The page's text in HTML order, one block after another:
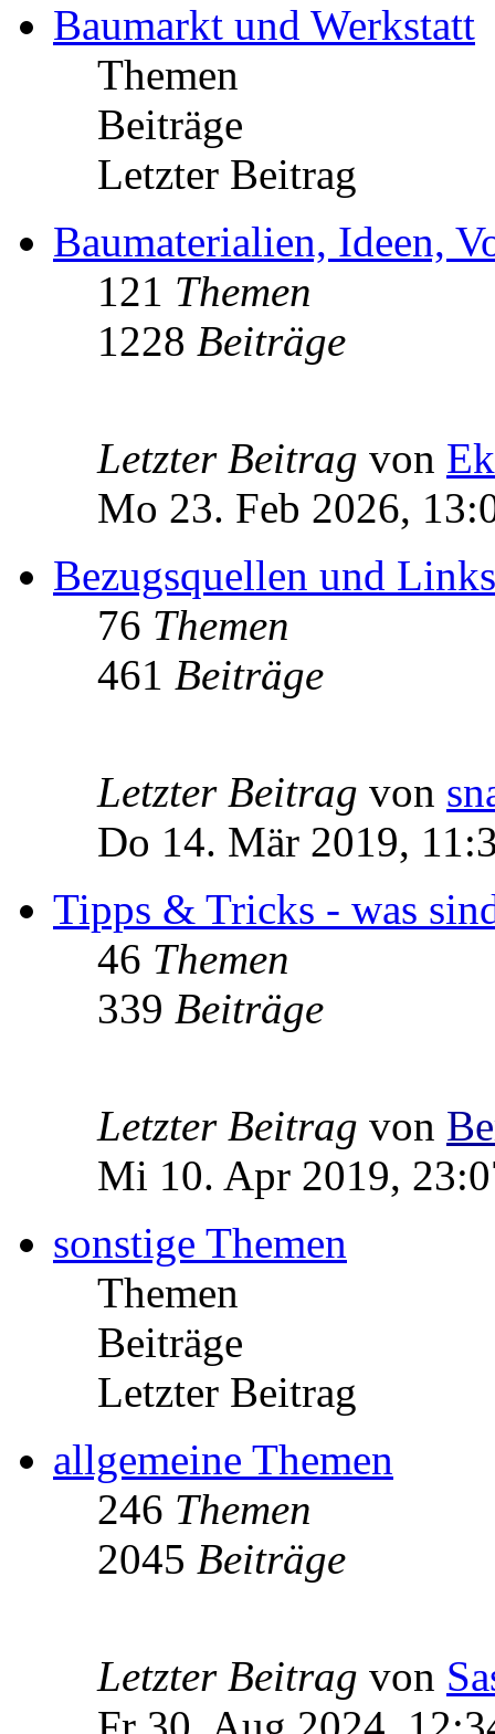
Baumarkt und Werkstatt
Themen
Beiträge
Letzter Beitrag
Baumaterialien, Ideen,
121 Themen
1228 Beiträge
Letzter Beitrag von
Mo 23. Feb 2026,
Bezugsquellen und Links
76 Themen
461 Beiträge
Letzter Beitrag von
Do 14. Mär 2019,
Tipps & Tricks - was
46 Themen
339 Beiträge
Letzter Beitrag von
Mi 10. Apr 2019,
sonstige Themen
Themen
Beiträge
Letzter Beitrag
allgemeine Themen
246 Themen
2045 Beiträge
Letzter Beitrag von